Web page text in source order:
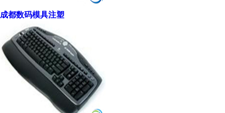
成都数码模具注塑